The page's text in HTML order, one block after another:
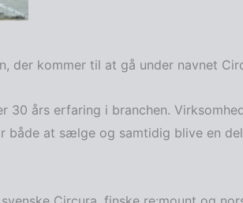
der kommer til at gå under navnet
30 års erfaring i branchen.
både at sælge og samtidig blive en